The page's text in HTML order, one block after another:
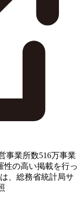
事業所数516万事業
性の高い掲載を行っ
、総務省統計局サ